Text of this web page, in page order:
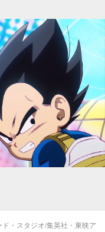
・スタジオ/集英社・東映ア